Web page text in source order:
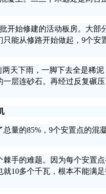
始修建的活动板房。大部
能从修路开始做起，9个安
下雨，一脚下去全是稀泥
层连砂石。再经过反复碾
的85%，9个安置点的混
的难题。因为每个安置
10多个千瓦，根本不能满